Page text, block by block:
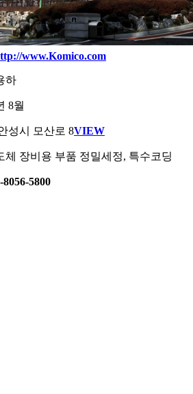
www.Komico.com
하
8월
성시 모산로 8VIEW
체 장비용 부품 정밀세정, 특수코딩
8056-5800